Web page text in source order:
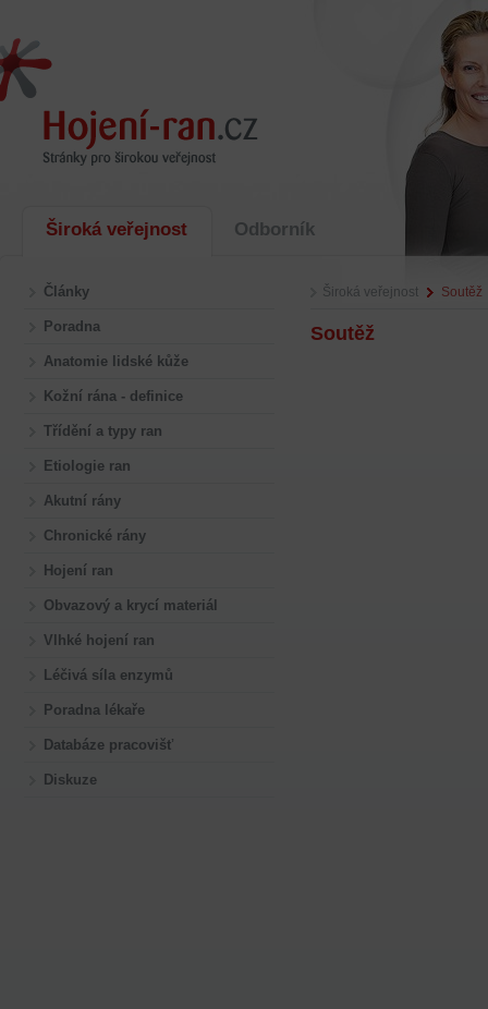
Široká veřejnost Odborník
Široká veřejnost Soutěž
Soutěž
Články
Poradna
Anatomie lidské kůže
Kožní rána - definice
Třídění a typy ran
Etiologie ran
Akutní rány
Chronické rány
Hojení ran
Obvazový a krycí materiál
Vlhké hojení ran
Léčivá síla enzymů
Poradna lékaře
Databáze pracovišť
Diskuze